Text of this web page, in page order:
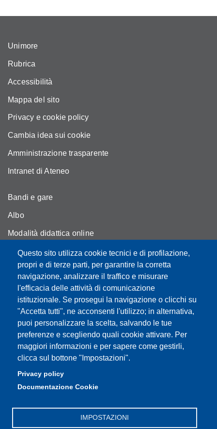
Questo sito utilizza cookie tecnici e di profilazione,
propri e di terze parti, per garantire la corretta
navigazione, analizzare il traffico e misurare
l'efficacia delle attività di comunicazione
istituzionale. Se prosegui la navigazione o clicchi su
"Accetta tutti", ne acconsenti l'utilizzo; in alternativa,
puoi personalizzare la scelta, salvando le tue
preferenze e scegliendo quali cookie attivare. Per
maggiori informazioni e per sapere come gestirli,
clicca sul bottone "Impostazioni".
Privacy policy
Documentazione Cookie
IMPOSTAZIONI
Unimore
Rubrica
Accessibilità
Mappa del sito
Privacy e cookie policy
Cambia idea sui cookie
Amministrazione trasparente
Intranet di Ateneo
Bandi e gare
Albo
Modalità didattica online
Segreteria studenti
Assicurazione qualità
Partita IVA: 00427620364
Dipartimento di Educazione e Scienze Umane
Sede: Viale Timavo 93 - 42121 Reggio nell'Emilia
Area Didattica: didattica.desu@unimore.it
Segreteria: segreteria.educazione@unimore.it
Telefono: 0522/523611 (portineria)